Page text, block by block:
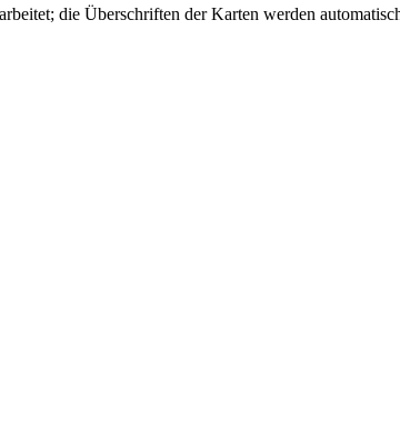
die Überschriften der Karten werden